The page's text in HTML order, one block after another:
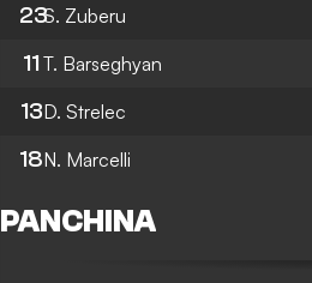
23S. Zuberu
11 T. Barseghyan
13D. Strelec
18N. Marcelli
PANCHINA